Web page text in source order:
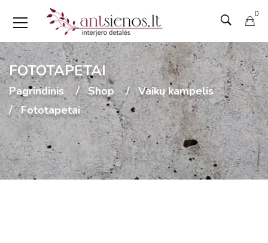
0
FOTOTAPETAI
Pagrindinis Shop
Vaikų kampelis
Fototapetai